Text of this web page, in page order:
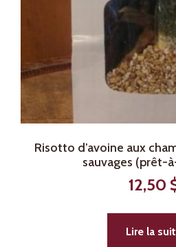
Risotto d’avoine aux
sauvages (prêt-
12,50
Lire la